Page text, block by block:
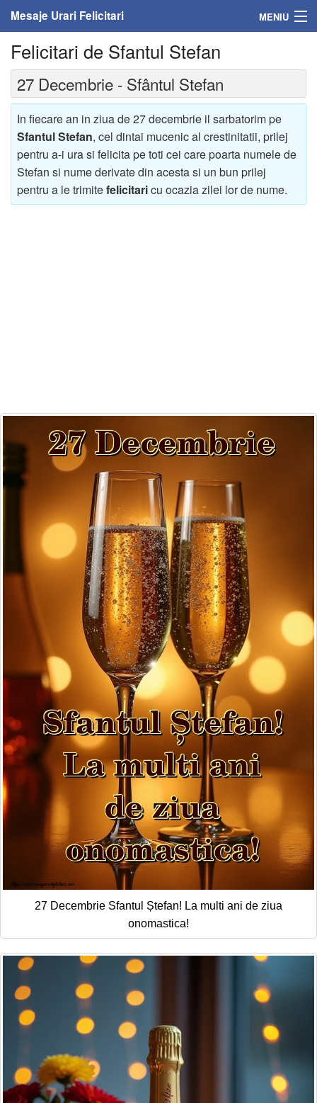
Mesaje Urari Felicitari MENIU
Home
Mesaje
Felicitari
Felicitari cu nume
Felicitari persoane
Invitatii personalizate
Conecteaza-te
Felicitari de Sfantul Stefan
27 Decembrie - Sfântul Stefan
In fiecare an in ziua de 27 decembrie il sarbatorim pe
Sfantul Stefan, cel dintai mucenic al crestinitatii, prilej
pentru a-i ura si felicita pe toti cei care poarta numele de
Stefan si nume derivate din acesta si un bun prilej
pentru a le trimitefelicitaricu ocazia zilei lor de nume.
27 Decembrie Sfantul Ștefan! La multi ani de ziua
onomastica!